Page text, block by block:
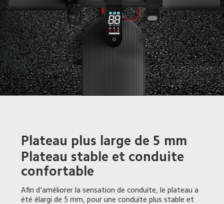
Plateau plus large de 5 mm
Plateau stable et conduite
confortable
Afin d'améliorer la sensation de conduite, le plateau a
été élargi de 5 mm, pour une conduite plus stable et